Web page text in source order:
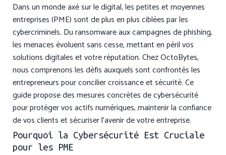
Dans un monde axé sur le digital, les petites et moyennes
entreprises (PME) sont de plus en plus ciblées par les
cybercriminels. Du ransomware aux campagnes de phishing,
les menaces évoluent sans cesse, mettant en péril vos
solutions digitales et votre réputation. Chez OctoBytes,
nous comprenons les défis auxquels sont confrontés les
entrepreneurs pour concilier croissance et sécurité. Ce
guide propose des mesures concrètes de cybersécurité
pour protéger vos actifs numériques, maintenir la confiance
de vos clients et sécuriser l’avenir de votre entreprise.
Pourquoi la Cybersécurité Est Cruciale
pour les PME